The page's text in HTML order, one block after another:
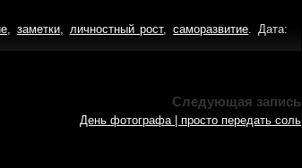
заметки, личностный рост,саморазвитие . Дата:
Следующая запись
День фотографа | просто передать соль